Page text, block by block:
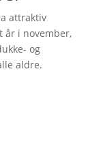
attraktiv
år i november,
og
aldre.